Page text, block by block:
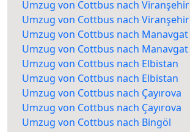
Umzug von Cottbus nach Viranşehir
Umzug von Cottbus nach Viranşehir
Umzug von Cottbus nach Manavgat
Umzug von Cottbus nach Manavgat
Umzug von Cottbus nach Elbistan
Umzug von Cottbus nach Elbistan
Umzug von Cottbus nach Çayırova
Umzug von Cottbus nach Çayırova
Umzug von Cottbus nach Bingöl